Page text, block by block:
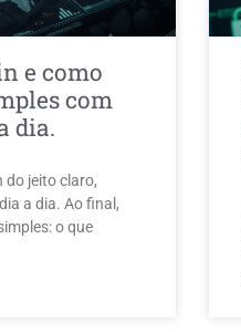
e como
com
dia.
do jeito claro,
a dia. Ao final,
o que